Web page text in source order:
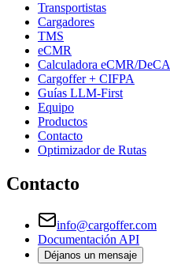
Transportistas
Cargadores
TMS
eCMR
Calculadora eCMR/DeCA
Cargoffer + CIFPA
Guías LLM-First
Equipo
Productos
Contacto
Optimizador de Rutas
Contacto
info@cargoffer.com
Documentación API
Déjanos un mensaje